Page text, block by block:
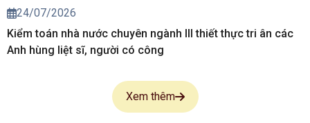
24/07/2026
Kiểm toán nhà nước chuyên ngành III thiết thực tri ân các
Anh hùng liệt sĩ, người có công
Xem thêm